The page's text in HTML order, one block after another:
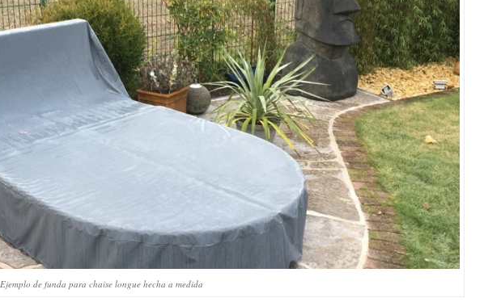
Ejemplo de funda para chaise longue hecha a medida